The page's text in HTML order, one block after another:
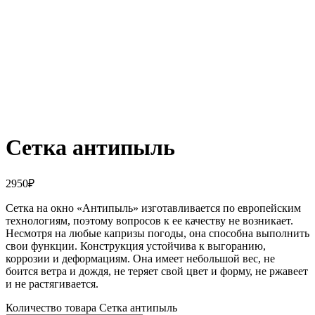
Сетка антипыль
2950₽
Сетка на окно «Антипыль» изготавливается по европейским
технологиям, поэтому вопросов к ее качеству не возникает.
Несмотря на любые капризы погоды, она способна выполнить
свои функции. Конструкция устойчива к выгоранию,
коррозии и деформациям. Она имеет небольшой вес, не
боится ветра и дождя, не теряет свой цвет и форму, не ржавеет
и не растягивается.
Количество товара Сетка антипыль